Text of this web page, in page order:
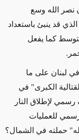
نصر الله وسع
قد ينبئ باستعداد
​​كما يفعل
في لبنان على ما
الكبرى" في
لإطلاق النار
للعمليات
حملته في الشمال؟